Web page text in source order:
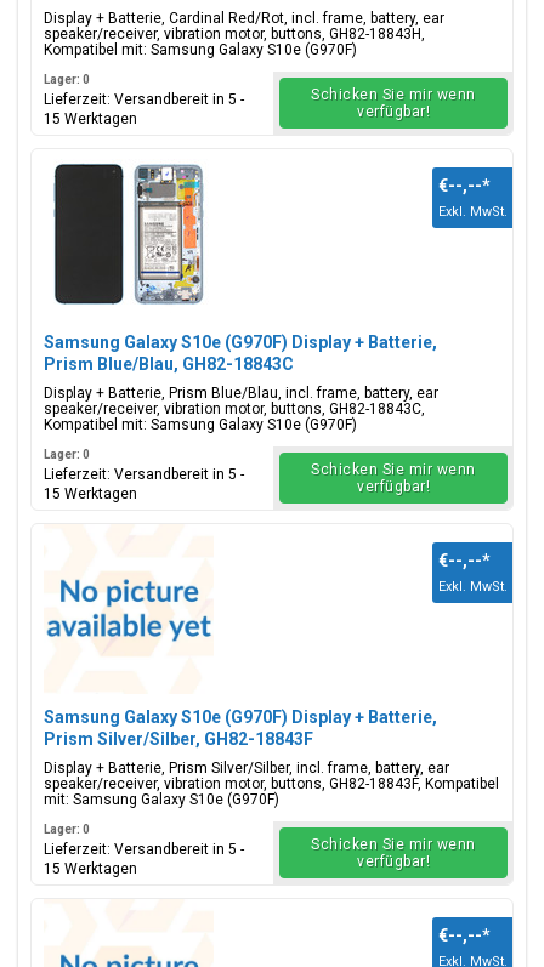
Display + Batterie, Cardinal Red/Rot, incl. frame, battery, ear
speaker/receiver, vibration motor, buttons, GH82-18843H,
Kompatibel mit: Samsung Galaxy S10e (G970F)
Lager: 0
Lieferzeit: Versandbereit in 5 -
15 Werktagen
Schicken Sie mir wenn
verfügbar!
Samsung Galaxy S10e (G970F) Display + Batterie,
Prism Blue/Blau, GH82-18843C
Display + Batterie, Prism Blue/Blau, incl. frame, battery, ear
speaker/receiver, vibration motor, buttons, GH82-18843C,
Kompatibel mit: Samsung Galaxy S10e (G970F)
€--,--*
Exkl. MwSt.
Lager: 0
Lieferzeit: Versandbereit in 5 -
15 Werktagen
Schicken Sie mir wenn
verfügbar!
Samsung Galaxy S10e (G970F) Display + Batterie,
Prism Silver/Silber, GH82-18843F
Display + Batterie, Prism Silver/Silber, incl. frame, battery, ear
speaker/receiver, vibration motor, buttons, GH82-18843F, Kompatibel
mit: Samsung Galaxy S10e (G970F)
€--,--*
Exkl. MwSt.
Lager: 0
Lieferzeit: Versandbereit in 5 -
15 Werktagen
Schicken Sie mir wenn
verfügbar!
€--,--*
Exkl. MwSt.